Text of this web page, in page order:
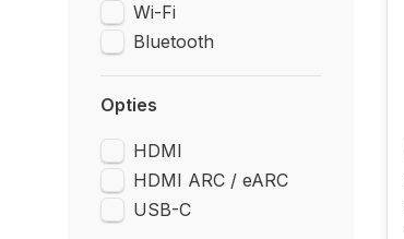
Wi-Fi
Bluetooth
Opties
HDMI
HDMI ARC / eARC
USB-C